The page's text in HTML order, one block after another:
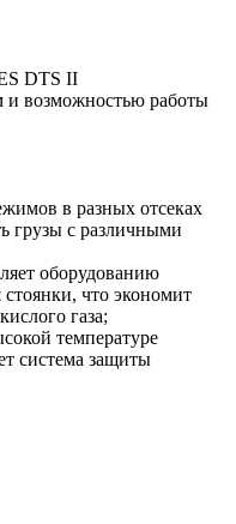
DTS II
возможностью работы
в разных отсеках
грузы с различными
оборудованию
стоянки, что экономит
газа;
температуре
система защиты